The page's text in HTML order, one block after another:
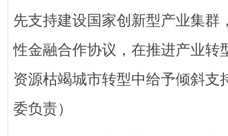
先支持建设国家创新型产业集群
性金融合作协议，在推进产业转
资源枯竭城市转型中给予倾斜支
委负责）